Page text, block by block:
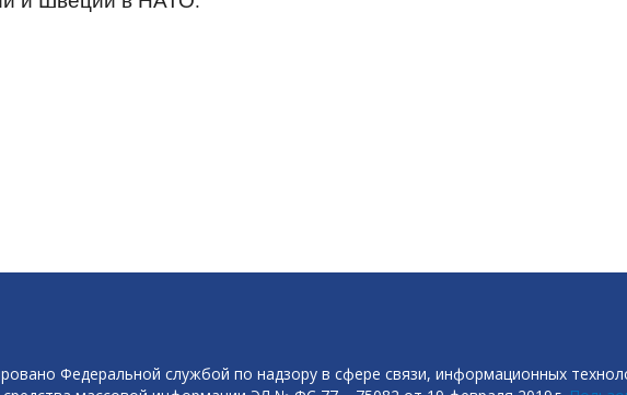
Федеральной службой по надзору в сфере связи, информационных